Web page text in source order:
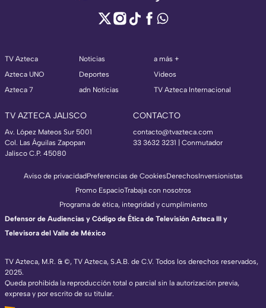
TV Azteca
Azteca UNO
Azteca 7
Noticias
Deportes
adn Noticias
a más +
Videos
TV Azteca Internacional
TV AZTECA JALISCO
Av. López Mateos Sur 5001
Col. Las Águilas Zapopan
Jalisco C.P. 45080
CONTACTO
contacto@tvazteca.com
33 3632 3231 | Conmutador
TV Azteca, M.R. & ©, TV Azteca, S.A.B. de C.V. Todos los derechos reservados,
2025.
Queda prohibida la reproducción total o parcial sin la autorización previa,
expresa y por escrito de su titular.
Aviso de privacidadPreferencias de CookiesDerechosInversionistas
Promo EspacioTrabaja con nosotros
Programa de ética, integridad y cumplimiento
Defensor de Audiencias y Código de Ética de Televisión Azteca III y
Televisora del Valle de México